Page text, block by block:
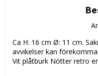
Ca H: 16 cm Ø: 11 cm.
avvikelser kan förekomma!
Vit plåtburk Nötter retro